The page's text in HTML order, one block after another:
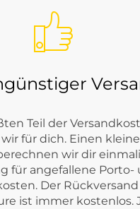
Casual-Wirkung. Je
ein klares Outfit
Teil der
für dich. Einen
wir dir
für angefallene Porto-
Der Rückversand
ist immer kostenlos.